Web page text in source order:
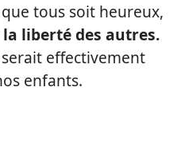
que tous soit heureux,
liberté des autres.
serait effectivement
enfants.